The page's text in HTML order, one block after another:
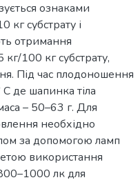
ознаками
кг субстрату і
отримання
100 кг субстрату,
Під час плодоношення
де шапинка тіла
– 50–63 г. Для
необхідно
за допомогою ламп
використання
лк для